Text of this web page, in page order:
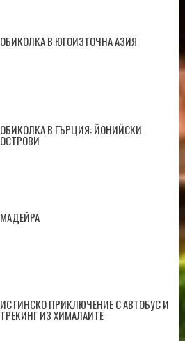
ОБИКОЛКА В ЮГОИЗТОЧНА АЗИЯ
ОБИКОЛКА В ГЪРЦИЯ: ЙОНИЙСКИ
ОСТРОВИ
МАДЕЙРА
ИСТИНСКО ПРИКЛЮЧЕНИЕ С АВТОБУС И
ТРЕКИНГ ИЗ ХИМАЛАИТЕ